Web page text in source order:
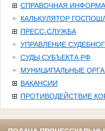
СПРАВОЧНАЯ
КАЛЬКУЛЯТОР
ПРЕСС-СЛУЖБА
УПРАВЛЕНИЕ
СУДЫ СУБЪЕКТА РФ
МУНИЦИПАЛЬНЫЕ
ВАКАНСИИ
ПРОТИВОДЕЙСТВИЕ